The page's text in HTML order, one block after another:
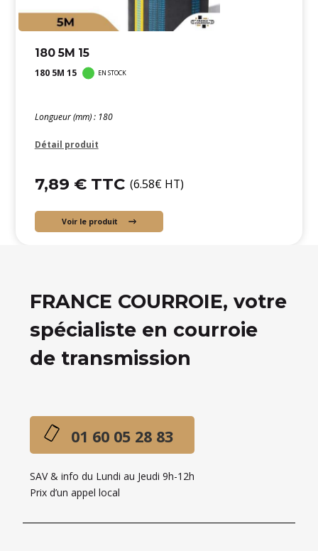
180 5M 15
180 5M 15 EN STOCK
Longueur (mm) : 180
Détail produit
7,89 € TTC (6.58€ HT)
Voir le produit
FRANCE COURROIE, votre
spécialiste en courroie
de transmission
01 60 05 28 83
SAV & info du Lundi au Jeudi 9h-12h
Prix d’un appel local